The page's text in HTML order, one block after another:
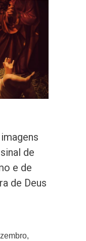
de
e de
de Deus